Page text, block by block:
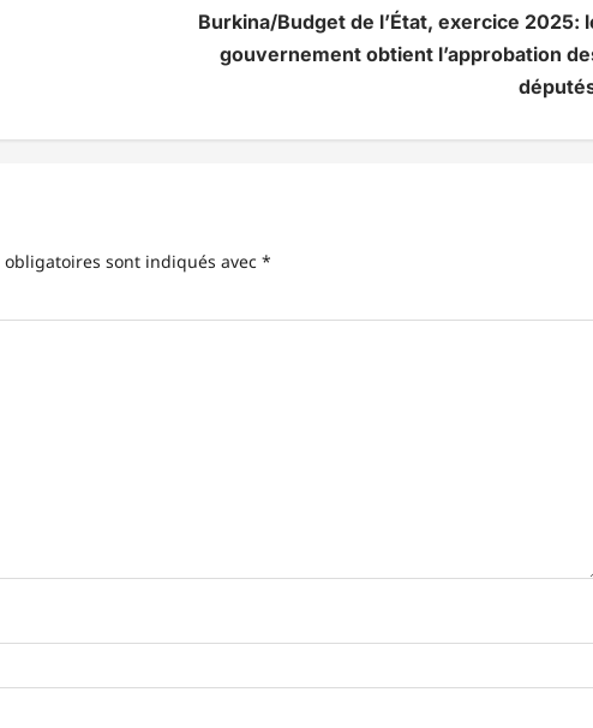
Burkina/Budget de l’État, exercice 2025:
gouvernement obtient l’approbation
obligatoires sont indiqués avec *